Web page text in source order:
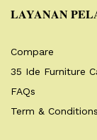
LAYANAN
Compare
35 Ide Furniture
FAQs
Term & Conditions